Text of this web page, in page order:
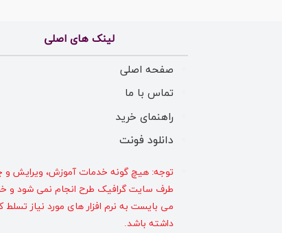
لینک های اصلی
صفحه اصلی
تماس با ما
راهنمای خرید
دانلود فونت
توجه: هیچ گونه خدمات آموزش، ویرایش و
طرف سایت گرافیک طرح انجام نمی شود و
می بایست به نرم افزار های مورد نیاز تسلط
داشته باشد.